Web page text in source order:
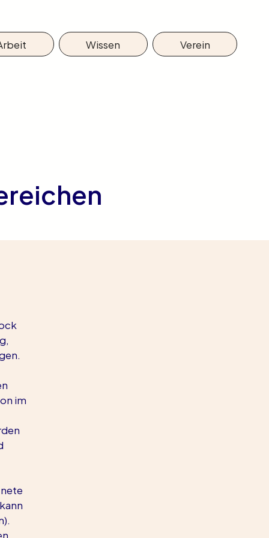
Wissen Verein
im